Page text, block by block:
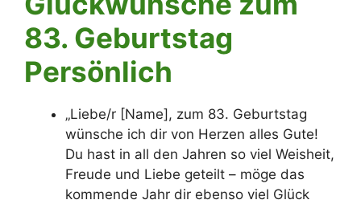
83. Geburtstag
Persönlich
„Liebe/r [Name], zum 83. Geburtstag
wünsche ich dir von Herzen alles Gute!
Du hast in all den Jahren so viel Weisheit,
Freude und Liebe geteilt – möge das
kommende Jahr dir ebenso viel Glück